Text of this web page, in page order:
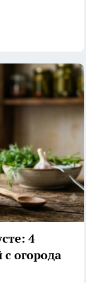
4
огорода